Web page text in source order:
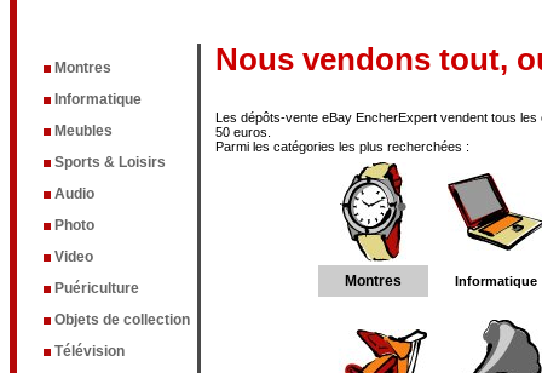
Montres
Informatique
Meubles
Sports & Loisirs
Audio
Photo
Video
Puériculture
Objets de collection
Télévision
Nous vendons tout,
Les dépôts-vente eBay EncherExpert vendent tous
50 euros.
Parmi les catégories les plus recherchées :
Montres Informatique